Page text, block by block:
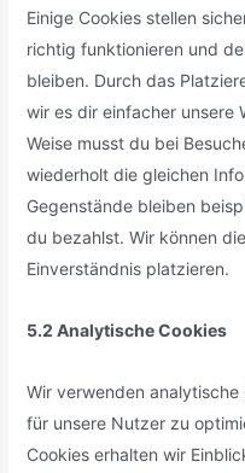
Einige Cookies stellen
richtig funktionieren und
bleiben. Durch das
wir es dir einfacher unsere
Weise musst du bei
wiederholt die gleichen
Gegenstände bleiben
du bezahlst. Wir können
Einverständnis platzieren.
5.2 Analytische Cookies
Wir verwenden
für unsere Nutzer zu
Cookies erhalten wir